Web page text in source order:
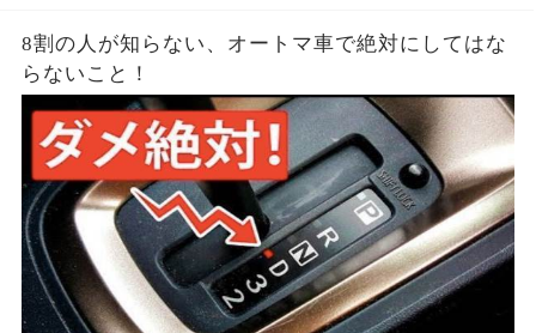
8割の人が知らない、オートマ車で絶対にしてはな
らないこと！